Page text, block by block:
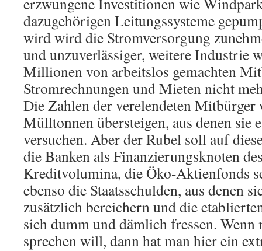
dazugehörigen Leitungssysteme
wird wird die Stromversorgung
und unzuverlässiger, weitere Industrie
Millionen von arbeitslos gemachten
Stromrechnungen und Mieten nicht
Die Zahlen der verelendeten Mitbürger
Mülltonnen übersteigen, aus denen sie
versuchen. Aber der Rubel soll auf
die Banken als Finanzierungsknoten
Kreditvolumina, die Öko-Aktienfonds
ebenso die Staatsschulden, aus denen
zusätzlich bereichern und die
sich dumm und dämlich fressen. Wenn
sprechen will, dann hat man hier ein